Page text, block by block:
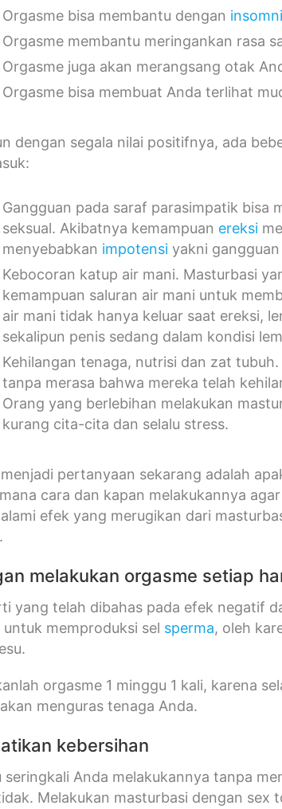
Orgasme bisa membantu dengan
Orgasme membantu meringankan rasa
Orgasme juga akan merangsang otak
Orgasme bisa membuat Anda terlihat
dengan segala nilai positifnya, ada
Gangguan pada saraf parasimpatik bisa
seksual. Akibatnya kemampuan ereksi
menyebabkan impotensi yakni
Kebocoran katup air mani. Masturbasi
kemampuan saluran air mani untuk
air mani tidak hanya keluar saat ereksi,
sekalipun penis sedang dalam kondisi
Kehilangan tenaga, nutrisi dan zat
tanpa merasa bahwa mereka telah
Orang yang berlebihan melakukan
kurang cita-cita dan selalu stress.
pertanyaan sekarang adalah
cara dan kapan melakukannya
efek yang merugikan dari
melakukan orgasme setiap
yang telah dibahas pada efek negatif
untuk memproduksi sel sperma, oleh
orgasme 1 minggu 1 kali, karena
menguras tenaga Anda.
kebersihan
seringkali Anda melakukannya tanpa
Melakukan masturbasi dengan sex